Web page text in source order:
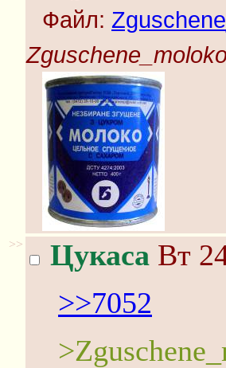
Файл:
>> Цукаса Вт
>>7052